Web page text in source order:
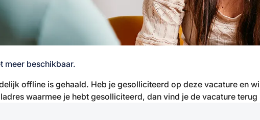
meer beschikbaar.
offline is gehaald. Heb je gesolliciteerd op deze vacature en
waarmee je hebt gesolliciteerd, dan vind je de vacature